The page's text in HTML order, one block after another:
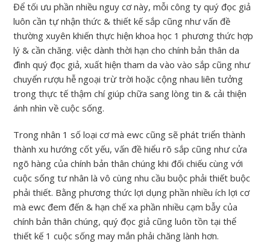
Để tối ưu phần nhiều nguy cơ này, mỗi công ty quý đọc giả
luôn cần tự nhận thức & thiết kế sắp cũng như vấn đề
thường xuyên khiến thực hiện khoa học 1 phương thức hợp
lý & cần chăng. việc dành thời hạn cho chính bản thân da
đình quý đọc giả, xuất hiện tham da vào vào sắp cũng như
chuyển rượu hễ ngoại trừ trời hoặc cộng nhau liên tưởng
trong thực tế thậm chí giúp chữa sang lòng tin & cải thiện
ánh nhìn về cuộc sống.
Trong nhân 1 số loại cơ mà ewc cũng sẽ phát triển thành
thành xu hướng cốt yếu, vấn đề hiểu rõ sắp cũng như cửa
ngõ hàng của chính bản thân chúng khi đối chiếu cùng với
cuộc sống tư nhân là vô cùng nhu cầu buộc phải thiết buộc
phải thiết. Bằng phương thức lợi dụng phần nhiều ích lợi cơ
mà ewc đem đến & hạn chế xa phần nhiều cạm bẫy của
chính bản thân chúng, quý đọc giả cũng luôn tồn tại thể
thiết kế 1 cuộc sống may mắn phải chăng lành hơn.